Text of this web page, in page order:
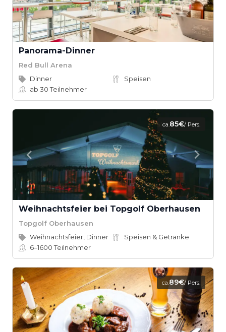
Panorama-Dinner
Red Bull Arena
Dinner
Speisen
ab 30Teilnehmer
ca.85€/ Pers.
Weihnachtsfeier bei Topgolf Oberhausen
Topgolf Oberhausen
Weihnachtsfeier, Dinner
Speisen & Getränke
6–1600Teilnehmer
ca.89€/ Pers.